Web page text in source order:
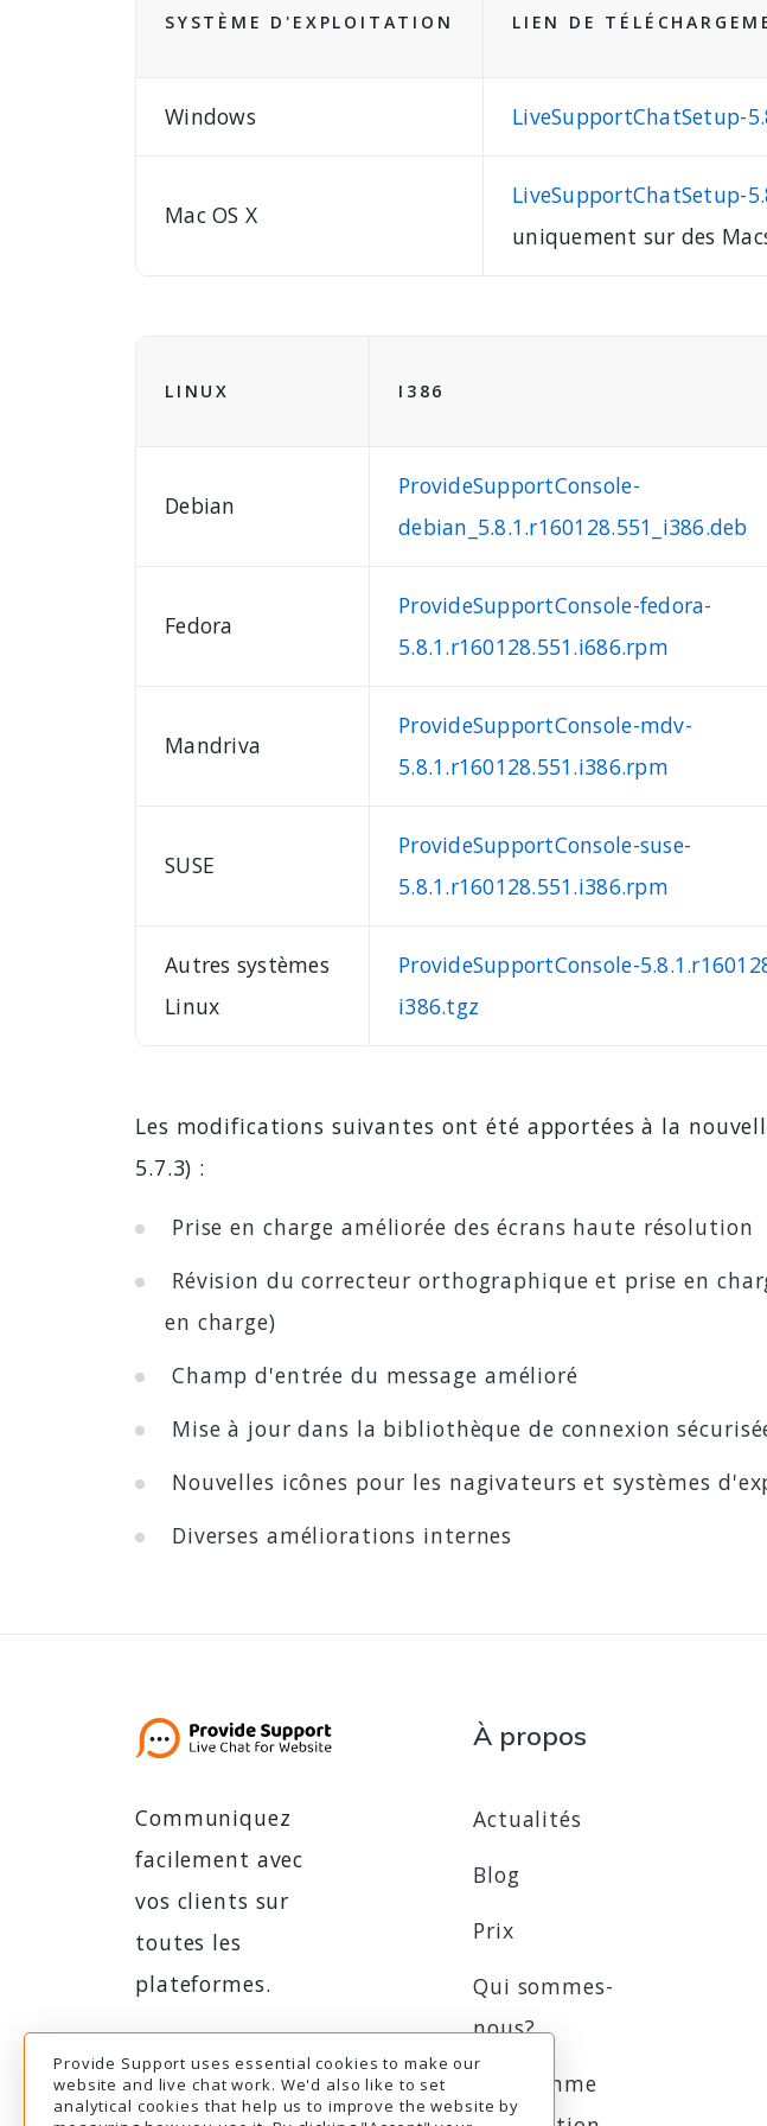
SYSTÈME D'EXPLOITATION LIEN DE
Windows LiveSupportChatSetup-
Mac OS X
LiveSupportChatSetup-
uniquement sur des
LINUX I386
Debian
ProvideSupportConsole-
debian_5.8.1.r160128.551_i386.deb
Fedora
ProvideSupportConsole-fedora-
5.8.1.r160128.551.i686.rpm
Mandriva
ProvideSupportConsole-mdv-
5.8.1.r160128.551.i386.rpm
SUSE
ProvideSupportConsole-suse-
5.8.1.r160128.551.i386.rpm
Autres systèmes
Linux
ProvideSupportConsole-
i386.tgz
Les modifications suivantes ont été apportées à la
5.7.3) :
Prise en charge améliorée des écrans haute résolution
Révision du correcteur orthographique et prise en
en charge)
Champ d'entrée du message amélioré
Mise à jour dans la bibliothèque de connexion
Nouvelles icônes pour les nagivateurs et systèmes
Diverses améliorations internes
Communiquez
facilement avec
vos clients sur
toutes les
plateformes.
Essai gratuit
Essai gratuit
À propos
Actualités
Blog
Prix
Qui sommes-
nous?
Programme
Provide Support uses essential cookies to make our
website and live chat work. We'd also like to set
analytical cookies that help us to improve the website by